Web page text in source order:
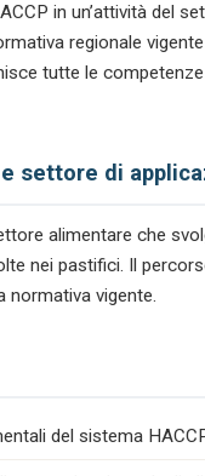
in un’attività del
regionale
tutte le
settore di
alimentare che
nei pastifici. Il
normativa vigente.
del sistema